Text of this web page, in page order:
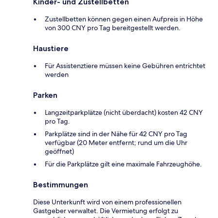
Zustellbetten können gegen einen Aufpreis in Höhe
von 300 CNY pro Tag bereitgestellt werden.
Haustiere
Für Assistenztiere müssen keine Gebühren entrichtet
werden
Parken
Langzeitparkplätze (nicht überdacht) kosten 42 CNY
pro Tag.
Parkplätze sind in der Nähe für 42 CNY pro Tag
verfügbar (20 Meter entfernt; rund um die Uhr
geöffnet)
Für die Parkplätze gilt eine maximale Fahrzeughöhe.
Bestimmungen
Diese Unterkunft wird von einem professionellen
Gastgeber verwaltet. Die Vermietung erfolgt zu